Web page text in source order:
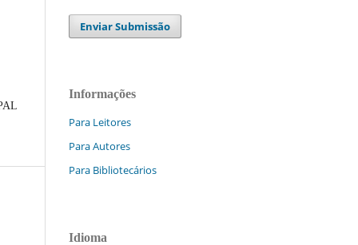
Enviar Submissão
Informações
Para Leitores
Para Autores
Para Bibliotecários
Idioma